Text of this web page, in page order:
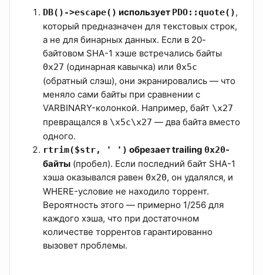
DB()->escape() использует PDO::quote(),
который предназначен для текстовых строк,
а не для бинарных данных. Если в 20-
байтовом SHA-1 хэше встречались байты
0x27 (одинарная кавычка) или 0x5c
(обратный слэш), они экранировались — что
меняло сами байты при сравнении с
VARBINARY-колонкой. Например, байт \x27
превращался в \x5c\x27 — два байта вместо
одного.
rtrim($str, ' ') обрезает trailing 0x20-
байты (пробел). Если последний байт SHA-1
хэша оказывался равен 0x20, он удалялся, и
WHERE-условие не находило торрент.
Вероятность этого — примерно 1/256 для
каждого хэша, что при достаточном
количестве торрентов гарантированно
вызовет проблемы.